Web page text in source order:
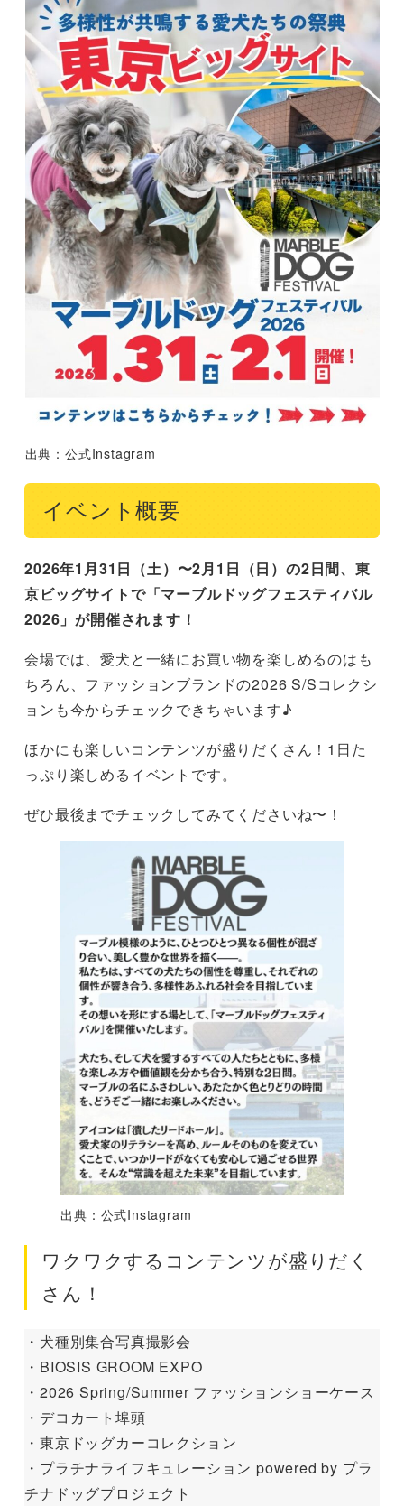
出典：公式Instagram
イベント概要
2026年1月31日（土）〜2月1日（日）の2日間、東
京ビッグサイトで「マーブルドッグフェスティバル
2026」が開催されます！
会場では、愛犬と一緒にお買い物を楽しめるのはも
ちろん、ファッションブランドの2026 S/Sコレクシ
ョンも今からチェックできちゃいます♪
ほかにも楽しいコンテンツが盛りだくさん！1日た
っぷり楽しめるイベントです。
ぜひ最後までチェックしてみてくださいね〜！
出典：公式Instagram
ワクワクするコンテンツが盛りだく
さん！
・犬種別集合写真撮影会
・BIOSIS GROOM EXPO
・2026 Spring/Summer ファッションショーケース
・デコカート埠頭
・東京ドッグカーコレクション
・プラチナライフキュレーション powered by プラ
チナドッグプロジェクト